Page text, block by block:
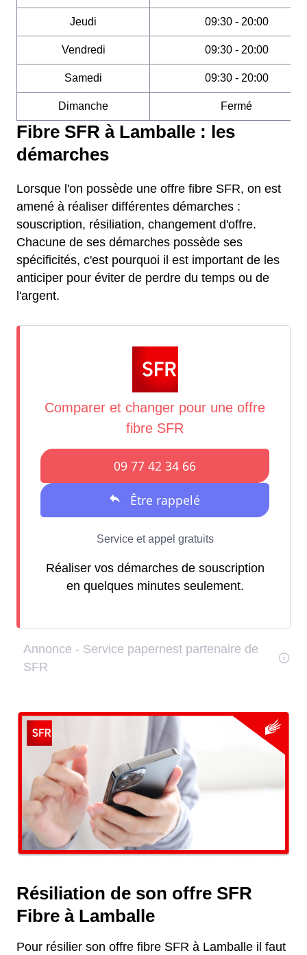
Jeudi 09:30 - 20:00
Vendredi 09:30 - 20:00
Samedi 09:30 - 20:00
Dimanche Fermé
Fibre SFR à Lamballe : les
démarches
Lorsque l'on possède une offre fibre SFR, on est
amené à réaliser différentes démarches :
souscription, résiliation, changement d'offre.
Chacune de ses démarches possède ses
spécificités, c'est pourquoi il est important de les
anticiper pour éviter de perdre du temps ou de
l'argent.
Réaliser vos démarches de souscription
en quelques minutes seulement.
Résiliation de son offre SFR
Fibre à Lamballe
Pour résilier son offre fibre SFR à Lamballe il faut